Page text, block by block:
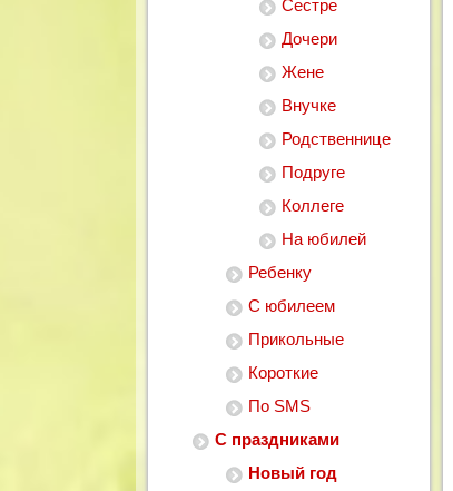
Сестре
Дочери
Жене
Внучке
Родственнице
Подруге
Коллеге
На юбилей
Ребенку
С юбилеем
Прикольные
Короткие
По SMS
С праздниками
Новый год